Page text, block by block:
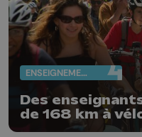
ENSEIGNEMENT
Des
de 168 km à
revendications